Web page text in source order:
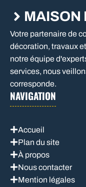
MAISON
Votre partenaire de
décoration, travaux
notre équipe
services, nous
corresponde.
NAVIGATION
Accueil
Plan du site
À propos
Nous contacter
Mention légales